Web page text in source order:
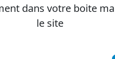
dans votre boite
le site